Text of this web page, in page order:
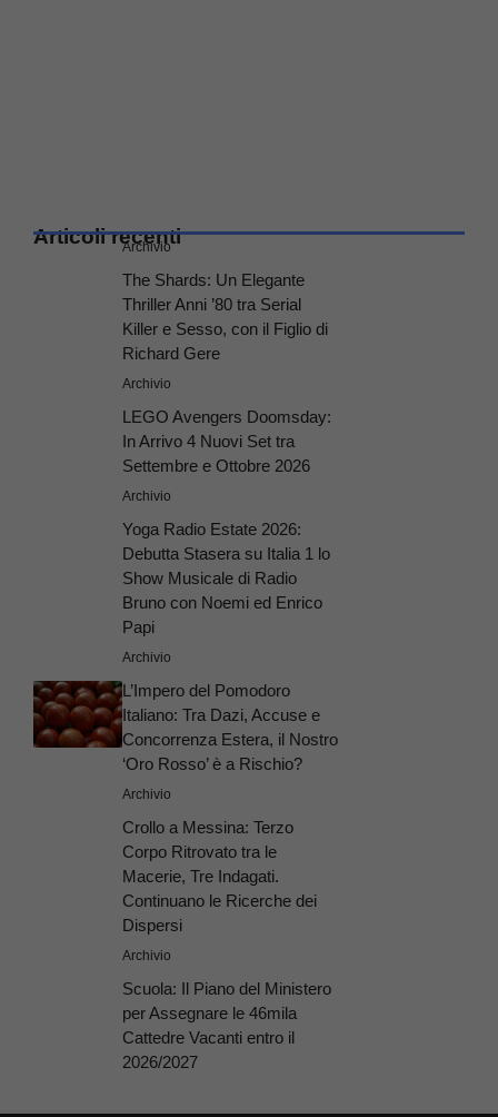
Articoli recenti
Archivio
The Shards: Un Elegante
Thriller Anni ’80 tra Serial
Killer e Sesso, con il Figlio di
Richard Gere
Archivio
LEGO Avengers Doomsday:
In Arrivo 4 Nuovi Set tra
Settembre e Ottobre 2026
Archivio
Yoga Radio Estate 2026:
Debutta Stasera su Italia 1 lo
Show Musicale di Radio
Bruno con Noemi ed Enrico
Papi
Archivio
L’Impero del Pomodoro
Italiano: Tra Dazi, Accuse e
Concorrenza Estera, il Nostro
‘Oro Rosso’ è a Rischio?
Archivio
Crollo a Messina: Terzo
Corpo Ritrovato tra le
Macerie, Tre Indagati.
Continuano le Ricerche dei
Dispersi
Archivio
Scuola: Il Piano del Ministero
per Assegnare le 46mila
Cattedre Vacanti entro il
2026/2027